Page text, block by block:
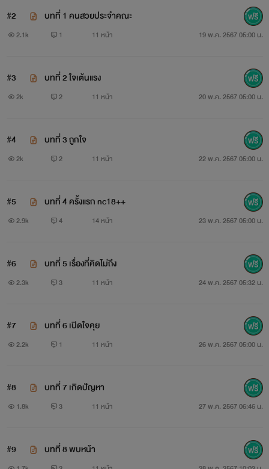
#2 บทที่ 1 คนสวยประจำคณะ
2.1k 1 11 หน้า 19 พ.ค. 2567 05:00 น.
#3 บทที่ 2 ใจเต้นแรง
2k 2 11 หน้า 20 พ.ค. 2567 05:00 น.
#4 บทที่ 3 ถูกใจ
2k 2 11 หน้า 22 พ.ค. 2567 05:00 น.
#5 บทที่ 4 ครั้งแรก nc18++
2.9k 4 14 หน้า 23 พ.ค. 2567 05:00 น.
#6 บทที่ 5 เรื่องที่คิดไม่ถึง
2.3k 3 11 หน้า 24 พ.ค. 2567 05:32 น.
#7 บทที่ 6 เปิดใจคุย
2.2k 1 11 หน้า 26 พ.ค. 2567 05:00 น.
#8 บทที่ 7 เกิดปัญหา
1.8k 3 11 หน้า 27 พ.ค. 2567 06:46 น.
#9 บทที่ 8 พบหน้า